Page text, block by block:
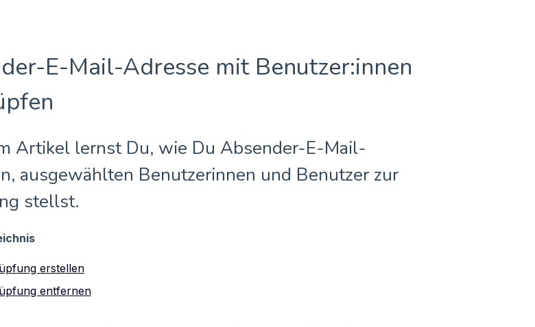
E-Mail-Adresse mit Benutzer:innen
Artikel lernst Du, wie Du Absender-E-Mail-
ausgewählten Benutzerinnen und Benutzer zur
stellst.
erstellen
entfernen